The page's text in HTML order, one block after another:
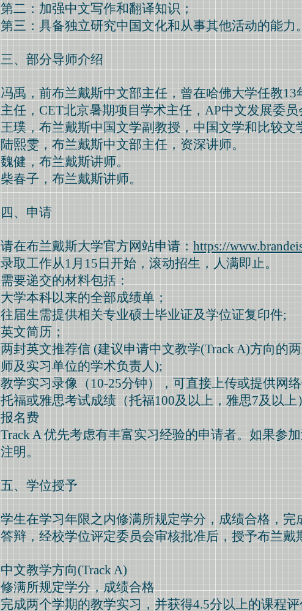
第二：加强中文写作和翻译知识；
第三：具备独立研究中国文化和从事其他活动的能力。
三、部分导师介绍
冯禹，前布兰戴斯中文部主任，曾在哈佛大学任教
主任，CET北京暑期项目学术主任，AP中文发展委员
王璞，布兰戴斯中国文学副教授，中国文学和比较文
陆熙雯，布兰戴斯中文部主任，资深讲师。
魏健，布兰戴斯讲师。
柴春子，布兰戴斯讲师。
四、申请
请在布兰戴斯大学官方网站申请： https://
录取工作从1月15日开始，滚动招生，人满即止。
需要递交的材料包括：
大学本科以来的全部成绩单；
往届生需提供相关专业硕士毕业证及学位证复印件;
英文简历；
两封英文推荐信 (建议申请中文教学(Track A)方向的
师及实习单位的学术负责人);
教学实习录像（10-25分钟），可直接上传或提供网络
托福或雅思考试成绩（托福100及以上，雅思7及以上）
报名费
Track A 优先考虑有丰富实习经验的申请者。如果参
注明。
五、学位授予
学生在学习年限之内修满所规定学分，成绩合格，完
答辩，经校学位评定委员会审核批准后，授予布兰戴
中文教学方向(Track A)
修满所规定学分，成绩合格
完成两个学期的教学实习，并获得4.5分以上的课程